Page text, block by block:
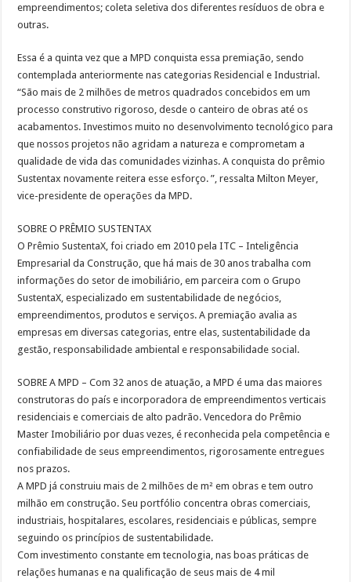
empreendimentos; coleta seletiva dos diferentes resíduos de obra e
outras.
Essa é a quinta vez que a MPD conquista essa premiação, sendo
contemplada anteriormente nas categorias Residencial e Industrial.
“São mais de 2 milhões de metros quadrados concebidos em um
processo construtivo rigoroso, desde o canteiro de obras até os
acabamentos. Investimos muito no desenvolvimento tecnológico para
que nossos projetos não agridam a natureza e comprometam a
qualidade de vida das comunidades vizinhas. A conquista do prêmio
Sustentax novamente reitera esse esforço. ”, ressalta Milton Meyer,
vice-presidente de operações da MPD.
SOBRE O PRÊMIO SUSTENTAX
O Prêmio SustentaX, foi criado em 2010 pela ITC – Inteligência
Empresarial da Construção, que há mais de 30 anos trabalha com
informações do setor de imobiliário, em parceira com o Grupo
SustentaX, especializado em sustentabilidade de negócios,
empreendimentos, produtos e serviços. A premiação avalia as
empresas em diversas categorias, entre elas, sustentabilidade da
gestão, responsabilidade ambiental e responsabilidade social.
SOBRE A MPD – Com 32 anos de atuação, a MPD é uma das maiores
construtoras do país e incorporadora de empreendimentos verticais
residenciais e comerciais de alto padrão. Vencedora do Prêmio
Master Imobiliário por duas vezes, é reconhecida pela competência e
confiabilidade de seus empreendimentos, rigorosamente entregues
nos prazos.
A MPD já construiu mais de 2 milhões de m² em obras e tem outro
milhão em construção. Seu portfólio concentra obras comerciais,
industriais, hospitalares, escolares, residenciais e públicas, sempre
seguindo os princípios de sustentabilidade.
Com investimento constante em tecnologia, nas boas práticas de
relações humanas e na qualificação de seus mais de 4 mil